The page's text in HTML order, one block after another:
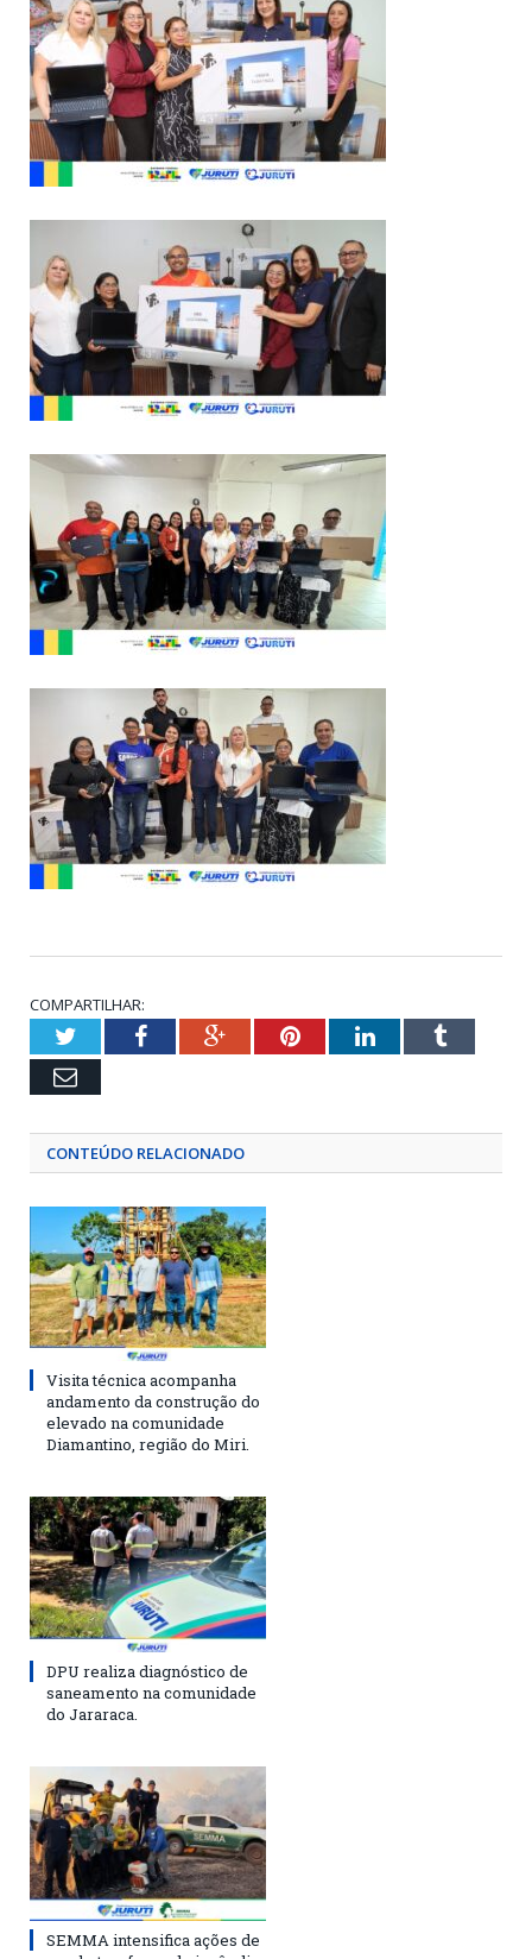
COMPARTILHAR:
TwitterFacebookGoogle+PinterestLinkedInTumblr
Email
CONTEÚDO RELACIONADO
Visita técnica acompanha
andamento da construção do
elevado na comunidade
Diamantino, região do Miri.
DPU realiza diagnóstico de
saneamento na comunidade
do Jararaca.
SEMMA intensifica ações de